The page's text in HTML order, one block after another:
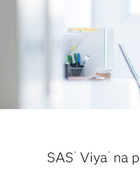
SAS ®Viya®na